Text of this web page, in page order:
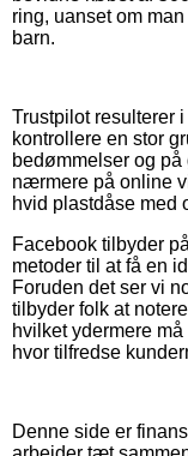
ring, uanset om
barn.
Trustpilot resulterer
kontrollere en stor
bedømmelser og
nærmere på online
hvid plastdåse med
Facebook tilbyder
metoder til at få en
Foruden det ser vi
tilbyder folk at
hvilket ydermere
hvor tilfredse
Denne side er